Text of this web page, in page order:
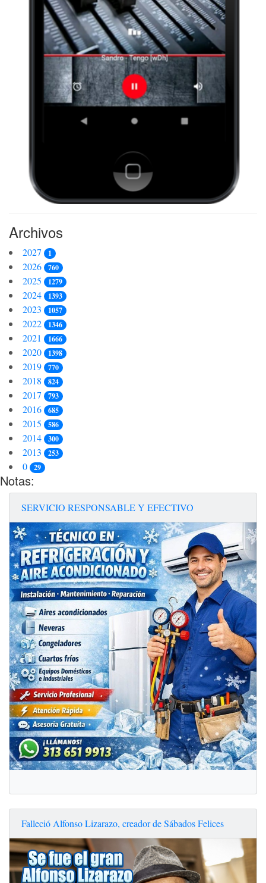
Archivos
2027 1
2026 760
2025 1279
2024 1393
2023 1057
2022 1346
2021 1666
2020 1398
2019 770
2018 824
2017 793
2016 685
2015 586
2014 300
2013 253
0 29
Notas:
SERVICIO RESPONSABLE Y EFECTIVO
Falleció Alfonso Lizarazo, creador de Sábados Felices